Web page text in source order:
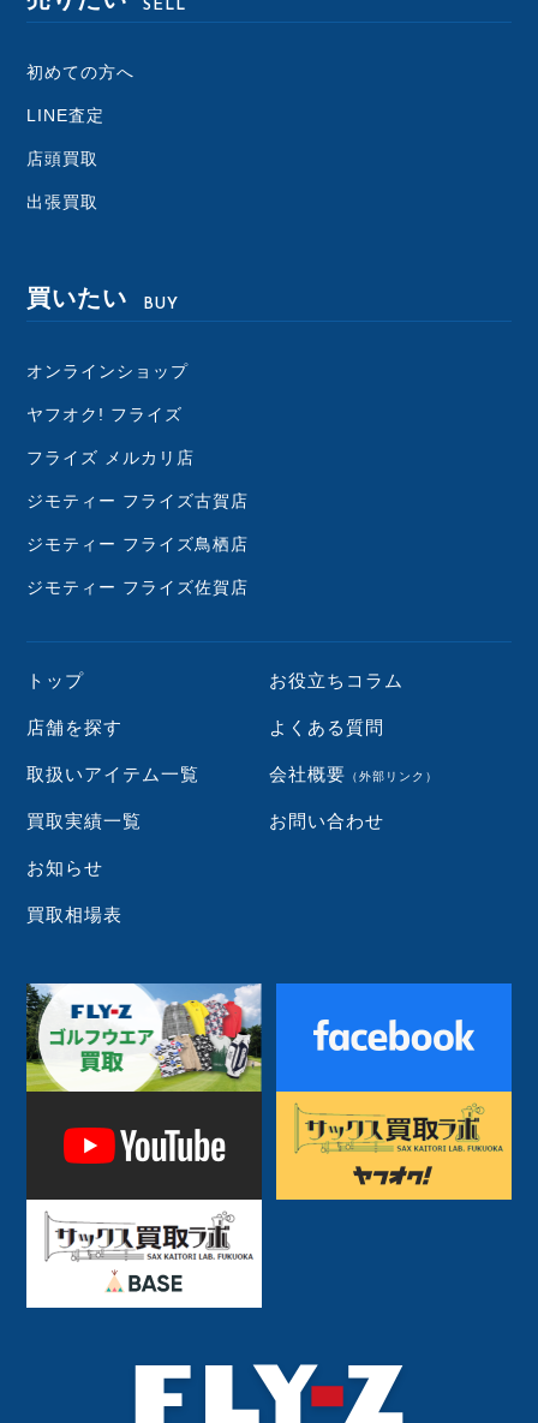
SELL
初めての方へ
LINE査定
店頭買取
出張買取
買いたい BUY
オンラインショップ
ヤフオク! フライズ
フライズ メルカリ店
ジモティー フライズ古賀店
ジモティー フライズ鳥栖店
ジモティー フライズ佐賀店
トップ
店舗を探す
取扱いアイテム一覧
買取実績一覧
お知らせ
買取相場表
お役立ちコラム
よくある質問
会社概要 （外部リンク）
お問い合わせ